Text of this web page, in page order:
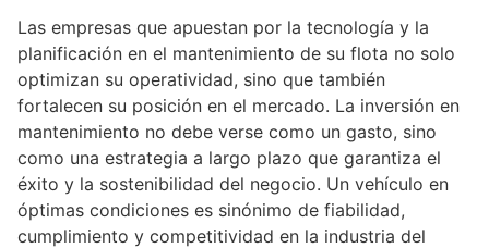
Las empresas que apuestan por la tecnología y la
planificación en el mantenimiento de su flota no solo
optimizan su operatividad, sino que también
fortalecen su posición en el mercado. La inversión en
mantenimiento no debe verse como un gasto, sino
como una estrategia a largo plazo que garantiza el
éxito y la sostenibilidad del negocio. Un vehículo en
óptimas condiciones es sinónimo de fiabilidad,
cumplimiento y competitividad en la industria del